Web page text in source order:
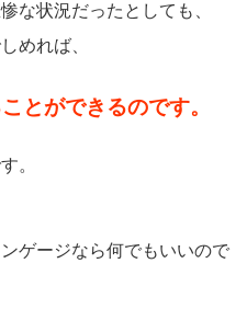
な状況だったとしても、
めれば、
とができるのです。
。
ゲージなら何でもいいので